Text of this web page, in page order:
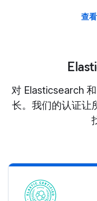
查
对 Elasticsearch
长。我们的认证让